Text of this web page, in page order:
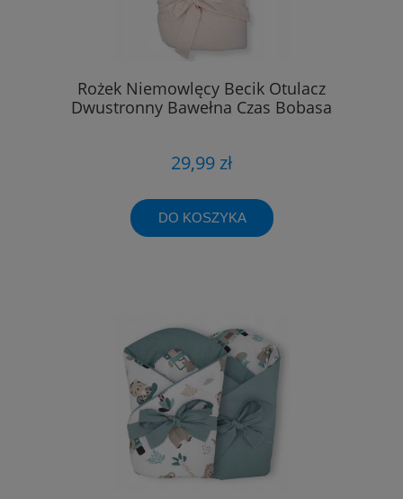
Rożek Niemowlęcy Becik Otulacz
Dwustronny Bawełna Czas Bobasa
29,99 zł
DO KOSZYKA